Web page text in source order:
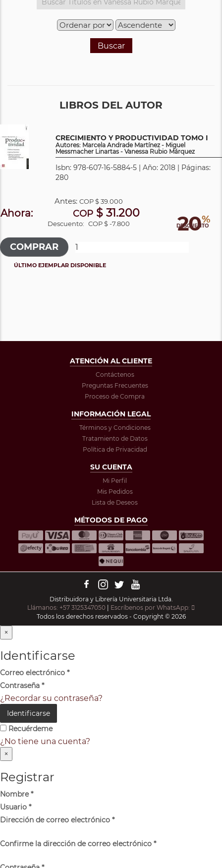
Buscar
LIBROS DEL AUTOR
CRECIMIENTO Y PRODUCTIVIDAD TOMO I
Autores: Marcela Andrade Martínez - Miguel
Messmacher Linartas - Vanessa Rubio Márquez
Isbn: 978-607-16-5884-5 | Año: 2018 | Páginas:
280
20%
DESCUENTO
Antes:COP$ 39.000
Ahora: COP$ 31.200
Descuento: COP $ -7.800
ÚLTIMO EJEMPLAR DISPONIBLE
ATENCIÓN AL CLIENTE
Contáctenos
Preguntas Frecuentes
Proceso de Compra
INFORMACIÓN LEGAL
Términos y Condiciones
Tratamiento de Datos
Política de Privacidad
SU CUENTA
Mi Perfil
Mis Pedidos
Lista de Deseos
MÉTODOS DE PAGO
Distribuidora y Librería Universitaria Ltda.
Llámanos: +57 3125347050 | Escríbenos por WhatsApp:
Todos los derechos reservados - Copyright © 2026
×
Identificarse
Correo electrónico *
Contraseña *
¿Recordar su contraseña?
Identificarse
Recuérdeme
¿No tiene una cuenta?
×
Registrar
Nombre*
Usuario *
Dirección de correo electrónico *
Confirme la dirección de correo electrónico *